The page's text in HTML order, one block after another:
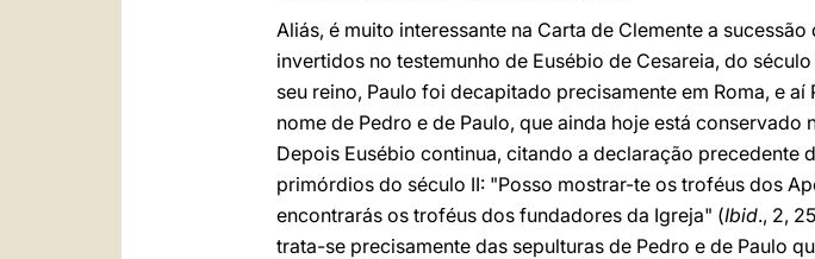
Aliás, é muito interessante na Carta de Clemente a
invertidos no testemunho de Eusébio de Cesareia, do
seu reino, Paulo foi decapitado precisamente em Roma, e
nome de Pedro e de Paulo, que ainda hoje está conservado
Depois Eusébio continua, citando a declaração precedente
primórdios do século II: "Posso mostrar-te os troféus dos
encontrarás os troféus dos fundadores da Igreja" (Ibid., 2,
trata-se precisamente das sepulturas de Pedro e de Paulo